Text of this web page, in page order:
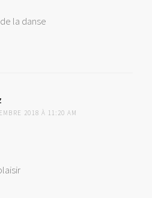
la danse
2018 À 11:20 AM